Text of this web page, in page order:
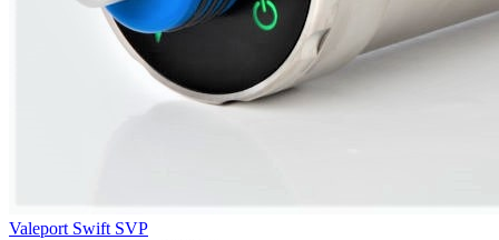
Valeport Swift SVP